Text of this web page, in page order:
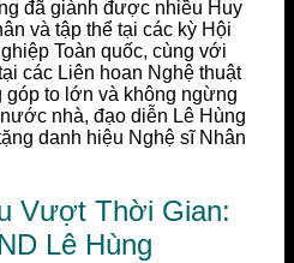
đã giành được nhiều Huy
và tập thể tại các kỳ Hội
Toàn quốc, cùng với
các Liên hoan Nghệ thuật
to lớn và không ngừng
nhà, đạo diễn Lê Hùng
danh hiệu Nghệ sĩ Nhân
Vượt Thời Gian:
Lê Hùng